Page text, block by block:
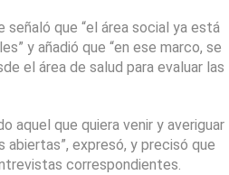
que “el área social ya está
y añadió que “en ese marco, se
el área de salud para evaluar las
aquel que quiera venir y averiguar
abiertas”, expresó, y precisó que
correspondientes.